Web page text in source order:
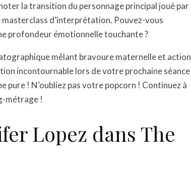
la transition du personnage principal joué par
d’interprétation. Pouvez-vous
profondeur émotionnelle touchante ?
mêlant bravoure maternelle et action
incontournable lors de votre prochaine séance
! N’oubliez pas votre popcorn ! Continuez à
métrage !
Lopez dans The